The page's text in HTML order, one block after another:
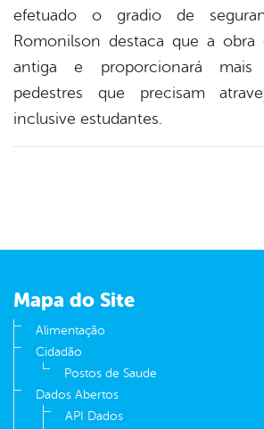
efetuado o gradio de
Romonilson destaca que a obra
antiga e proporcionará mais
pedestres que precisam
inclusive estudantes.
Mapa do Site
Alimentação
Cidadão
Postos de Saude
Dados Abertos
API Dados